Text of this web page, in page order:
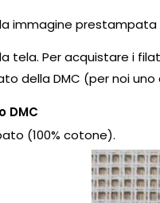
immagine
tela. Per acquistare i
della DMC (per noi
DMC
(100% cotone).